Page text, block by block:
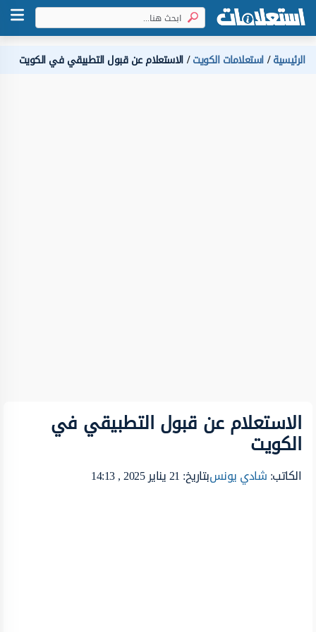
الرئيسية استعلامات الكويت الاستعلام عن قبول التطبيقي في الكويت
الاستعلام عن قبول التطبيقي في
الكويت
الكاتب:شادي يونسبتاريخ: 21 يناير 2025 , 14:13